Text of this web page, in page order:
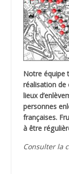
Notre équipe
réalisation de
lieux
personnes
françaises.
à être
Consulter la